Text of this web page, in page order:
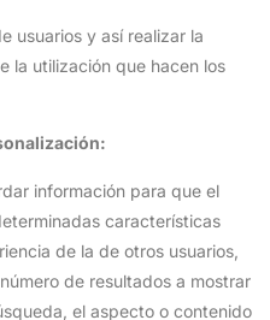
usuarios y así realizar la
la utilización que hacen los
información para que el
características
de la de otros usuarios,
de resultados a mostrar
el aspecto o contenido